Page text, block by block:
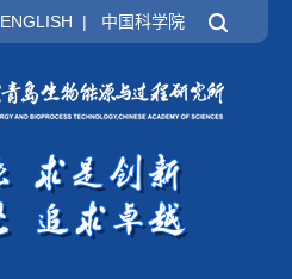
ENGLISH | 中国科学院